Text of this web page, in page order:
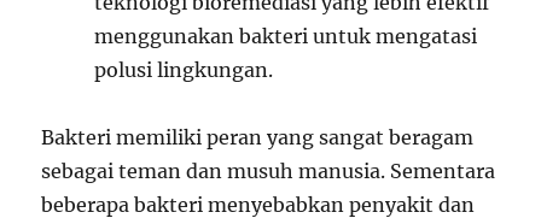
menggunakan bakteri untuk mengatasi
polusi lingkungan.
Bakteri memiliki peran yang sangat beragam
sebagai teman dan musuh manusia. Sementara
beberapa bakteri menyebabkan penyakit dan